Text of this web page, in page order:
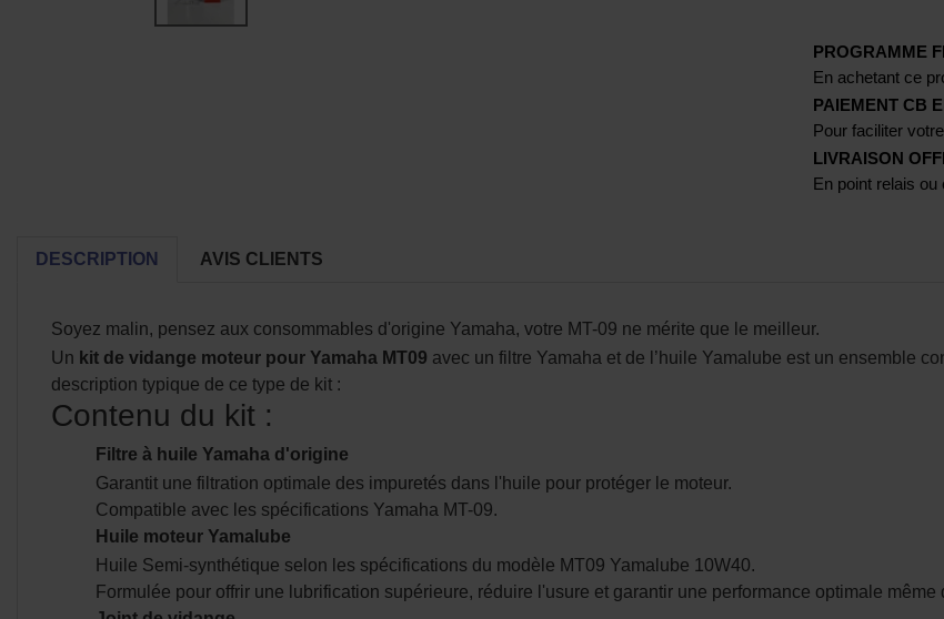
PROGRAMME
En achetant ce
PAIEMENT CB
Pour faciliter
LIVRAISON
En point relais
DESCRIPTION AVIS CLIENTS
Soyez malin, pensez aux consommables d'origine Yamaha, votre MT-09 ne mérite que le meilleur.
Un kit de vidange moteur pour Yamaha MT09 avec un filtre Yamaha et de l’huile Yamalube est un ensemble
description typique de ce type de kit :
Contenu du kit :
Filtre à huile Yamaha d'origine
Garantit une filtration optimale des impuretés dans l'huile pour protéger le moteur.
Compatible avec les spécifications Yamaha MT-09.
Huile moteur Yamalube
Huile Semi-synthétique selon les spécifications du modèle MT09 Yamalube 10W40.
Formulée pour offrir une lubrification supérieure, réduire l'usure et garantir une performance optimale